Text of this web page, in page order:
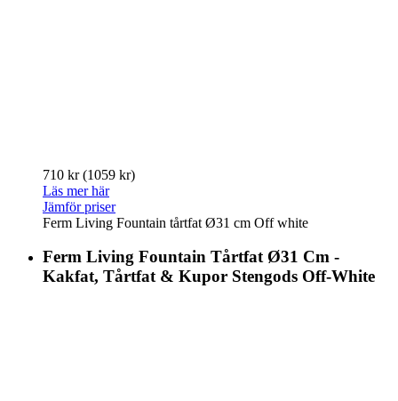
710 kr(1059 kr)
Läs mer här
Jämför priser
Ferm Living Fountain tårtfat Ø31 cm Off white
Ferm Living Fountain Tårtfat Ø31 Cm -
Kakfat, Tårtfat & Kupor Stengods Off-White